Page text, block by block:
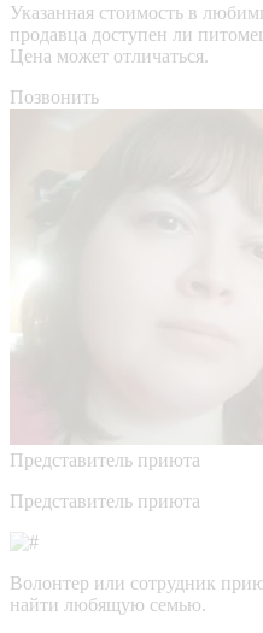
Указанная стоимость в
продавца доступен ли
Цена может отличаться.
Позвонить
Представитель приюта
Представитель приюта
Волонтер или сотрудник
найти любящую семью.